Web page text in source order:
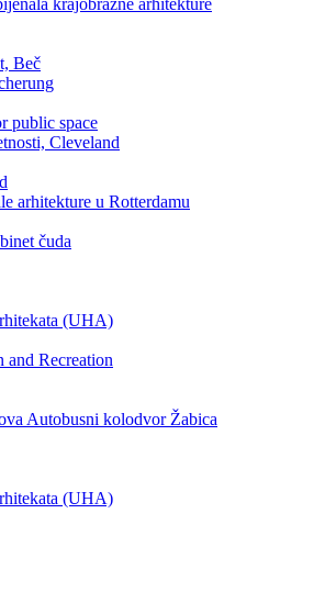
Beč
public space
Cleveland
arhitekture u Rotterdamu
čuda
(UHA)
Recreation
Autobusni kolodvor Žabica
(UHA)